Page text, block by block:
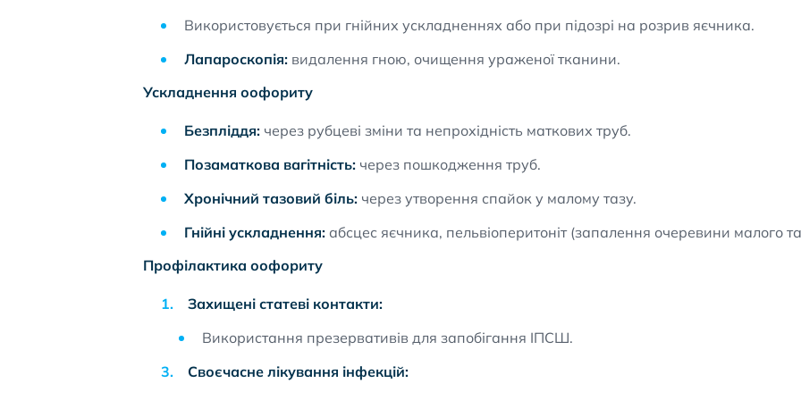
Використовується при гнійних ускладненнях або при підозрі на розрив яєчника.
Лапароскопія: видалення гною, очищення ураженої тканини.
Ускладнення оофориту
Безпліддя: через рубцеві зміни та непрохідність маткових труб.
Позаматкова вагітність: через пошкодження труб.
Хронічний тазовий біль: через утворення спайок у малому тазу.
Гнійні ускладнення: абсцес яєчника, пельвіоперитоніт (запалення очеревини малого
Профілактика оофориту
Захищені статеві контакти:
Використання презервативів для запобігання ІПСШ.
Своєчасне лікування інфекцій: